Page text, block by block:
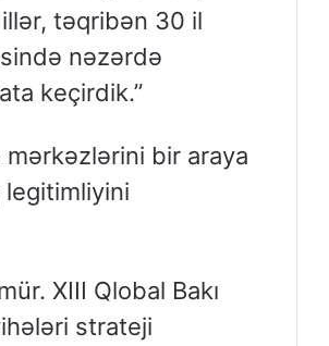
təqribən 30 il
nəzərdə
keçirdik.”
mərkəzlərini bir araya
XIII Qlobal Bakı
strateji